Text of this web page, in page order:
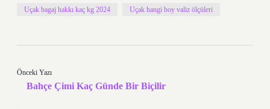
Uçak bagaj hakkı kaç kg 2024 Uçak hangi boy valiz ölçüleri
Önceki Yazı
Bahçe Çimi Kaç Günde Bir Biçilir